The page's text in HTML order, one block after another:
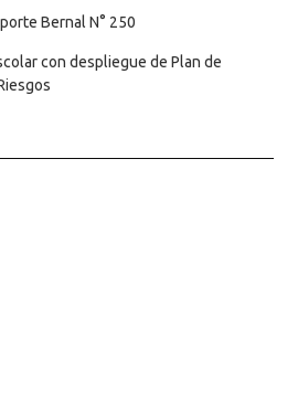
Bernal N° 250
con despliegue de Plan de